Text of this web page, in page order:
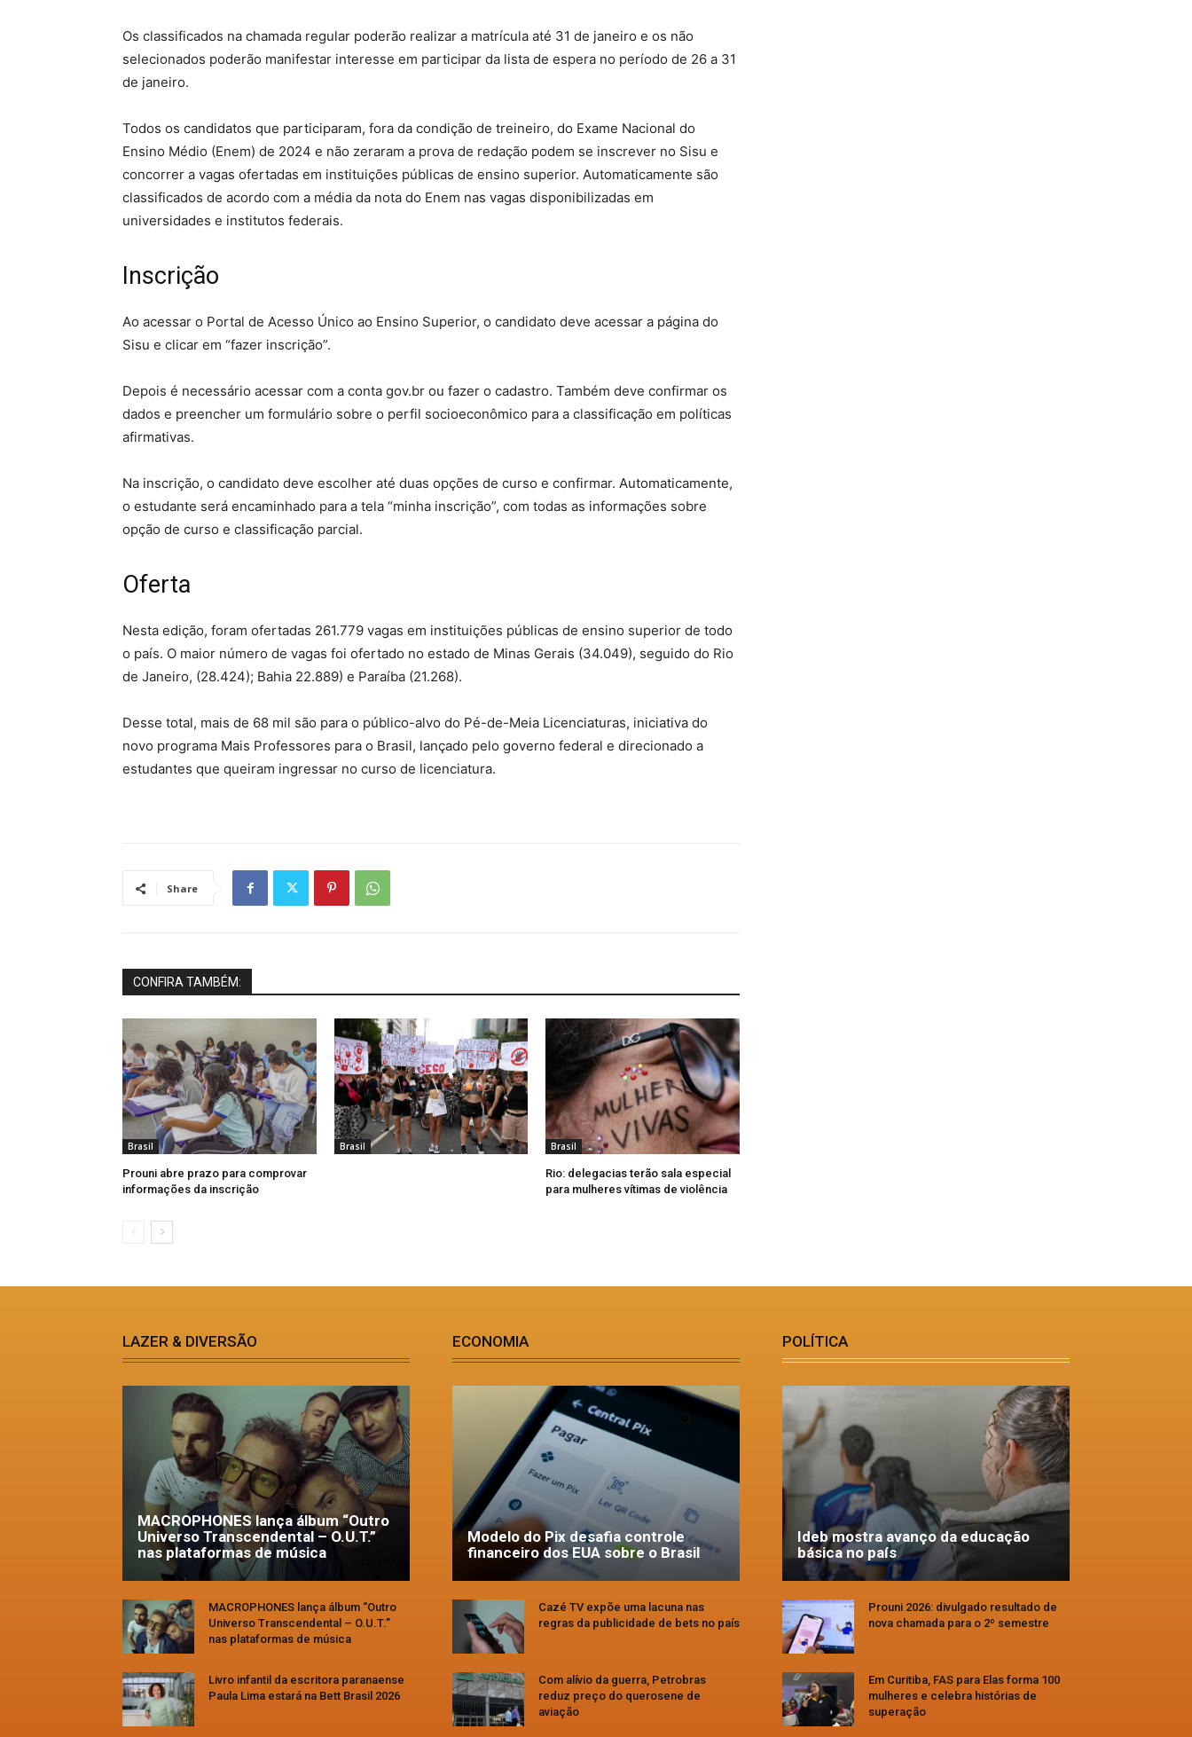
Os classificados na chamada regular poderão realizar a matrícula até 31 de janeiro e os não
selecionados poderão manifestar interesse em participar da lista de espera no período de 26 a 31
de janeiro.
Todos os candidatos que participaram, fora da condição de treineiro, do Exame Nacional do
Ensino Médio (Enem) de 2024 e não zeraram a prova de redação podem se inscrever no Sisu e
concorrer a vagas ofertadas em instituições públicas de ensino superior. Automaticamente são
classificados de acordo com a média da nota do Enem nas vagas disponibilizadas em
universidades e institutos federais.
Inscrição
Ao acessar o Portal de Acesso Único ao Ensino Superior, o candidato deve acessar a página do
Sisu e clicar em “fazer inscrição”.
Depois é necessário acessar com a conta gov.br ou fazer o cadastro. Também deve confirmar os
dados e preencher um formulário sobre o perfil socioeconômico para a classificação em políticas
afirmativas.
Na inscrição, o candidato deve escolher até duas opções de curso e confirmar. Automaticamente,
o estudante será encaminhado para a tela “minha inscrição”, com todas as informações sobre
opção de curso e classificação parcial.
Oferta
Nesta edição, foram ofertadas 261.779 vagas em instituições públicas de ensino superior de todo
o país. O maior número de vagas foi ofertado no estado de Minas Gerais (34.049), seguido do Rio
de Janeiro, (28.424); Bahia 22.889) e Paraíba (21.268).
Desse total, mais de 68 mil são para o público-alvo do Pé-de-Meia Licenciaturas, iniciativa do
novo programa Mais Professores para o Brasil, lançado pelo governo federal e direcionado a
estudantes que queiram ingressar no curso de licenciatura.
Share
CONFIRA TAMBÉM:
Brasil
Prouni abre prazo para comprovar
informações da inscrição
Brasil Brasil
Rio: delegacias terão sala especial
para mulheres vítimas de violência
LAZER & DIVERSÃO
MACROPHONES lança álbum “Outro
Universo Transcendental – O.U.T.”
nas plataformas de música
MACROPHONES lança álbum “Outro
Universo Transcendental – O.U.T.”
nas plataformas de música
Livro infantil da escritora paranaense
Paula Lima estará na Bett Brasil 2026
ECONOMIA
Modelo do Pix desafia controle
financeiro dos EUA sobre o Brasil
Cazé TV expõe uma lacuna nas
regras da publicidade de bets no país
Com alívio da guerra, Petrobras
reduz preço do querosene de
aviação
POLÍTICA
Ideb mostra avanço da educação
básica no país
Prouni 2026: divulgado resultado de
nova chamada para o 2º semestre
Em Curitiba, FAS para Elas forma 100
mulheres e celebra histórias de
superação